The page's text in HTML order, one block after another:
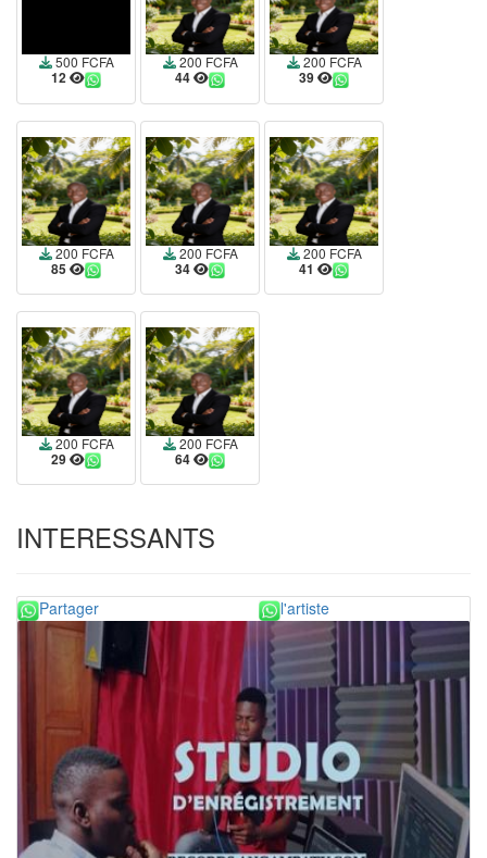
500 FCFA
12
200 FCFA
44
200 FCFA
39
200 FCFA
85
200 FCFA
34
200 FCFA
41
200 FCFA
29
200 FCFA
64
INTERESSANTS
Partager l'artiste